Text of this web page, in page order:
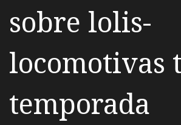
sobre lolis-
locomotivas
temporada